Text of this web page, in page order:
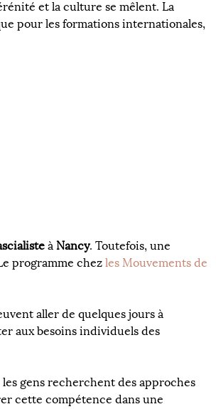
et la culture se mêlent. La
pour les formations internationales,
à Nancy. Toutefois, une
programme chez les Mouvements de
aller de quelques jours à
aux besoins individuels des
gens recherchent des approches
cette compétence dans une